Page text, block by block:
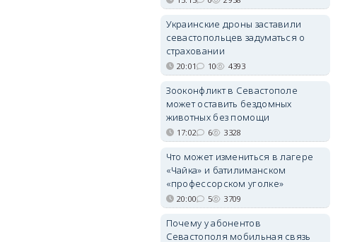
Украинские дроны заставили
севастопольцев задуматься о
страховании
20:01 10 4393
Зооконфликт в Севастополе
может оставить бездомных
животных без помощи
17:02 6 3328
Что может измениться в лагере
«Чайка» и батилиманском
«профессорском уголке»
20:00 5 3709
Почему у абонентов
Севастополя мобильная связь